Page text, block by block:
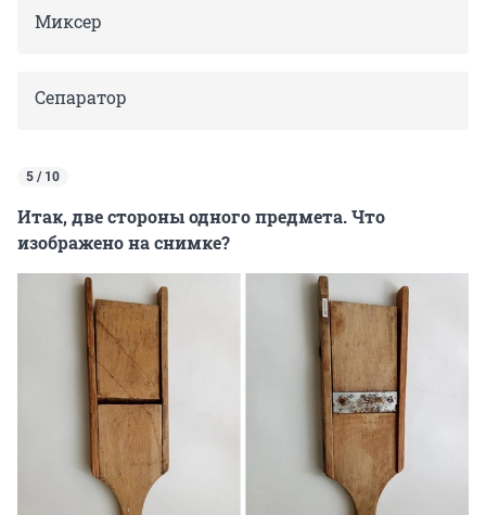
Миксер
Сепаратор
5 / 10
Итак, две стороны одного предмета. Что
изображено на снимке?